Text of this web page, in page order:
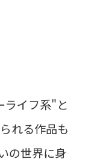
ライフ系"と
れる作品も
の世界に身